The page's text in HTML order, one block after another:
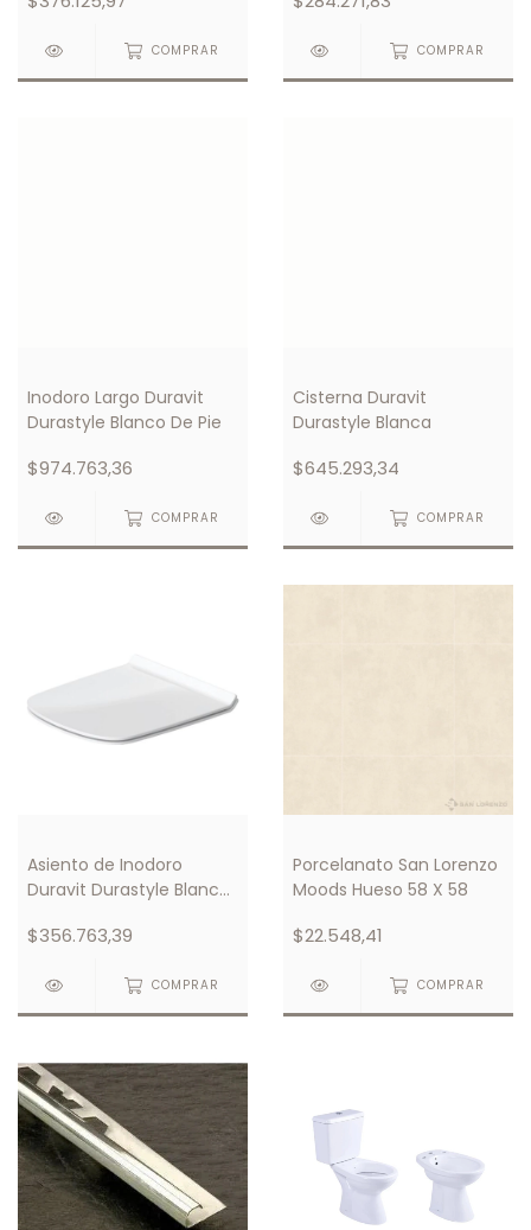
COMPRAR COMPRAR
Inodoro Largo Duravit
Durastyle Blanco De Pie
$974.763,36
COMPRAR
Cisterna Duravit
Durastyle Blanca
$645.293,34
COMPRAR
Asiento de Inodoro
Duravit Durastyle Blanco
$356.763,39
COMPRAR
Porcelanato San Lorenzo
Moods Hueso 58 X 58
$22.548,41
COMPRAR